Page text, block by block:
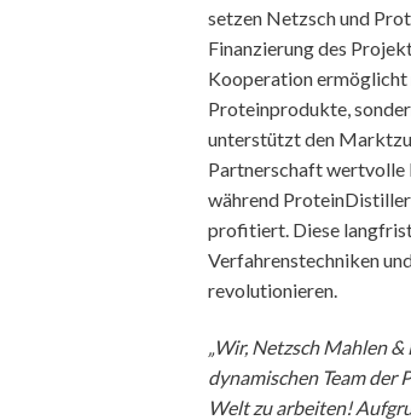
setzen Netzsch und
Finanzierung des
Kooperation ermöglicht
Proteinprodukte,
unterstützt den
Partnerschaft wertvolle
während
profitiert. Diese
Verfahrenstechniken
revolutionieren.
„Wir, Netzsch Mahlen
dynamischen Team
Welt zu arbeiten!